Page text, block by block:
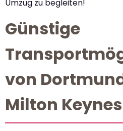
Umzug zu begleiten!
Günstige
von
Milton Keynes